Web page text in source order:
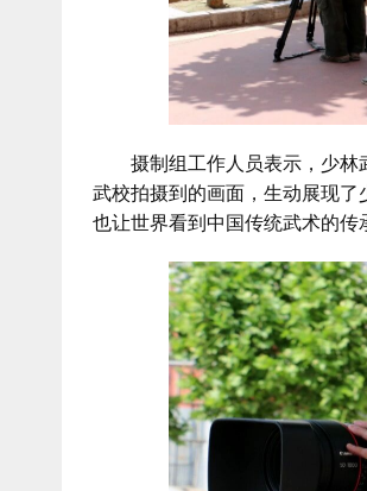
摄制组工作人员表示，少林武
武校拍摄到的画面，生动展现了
也让世界看到中国传统武术的传